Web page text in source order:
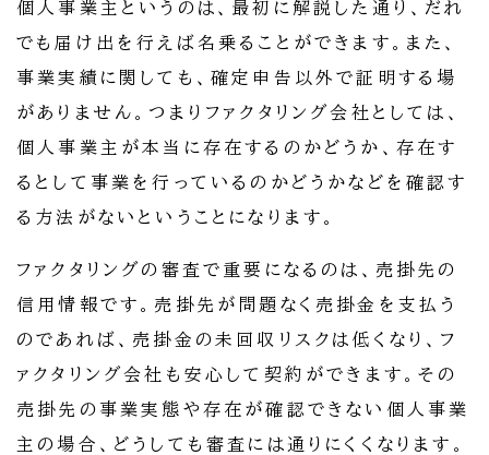
個人事業主というのは、最初に解説した通り、だれ
でも届け出を行えば名乗ることができます。また、
事業実績に関しても、確定申告以外で証明する場
がありません。つまりファクタリング会社としては、
個人事業主が本当に存在するのかどうか、存在す
るとして事業を行っているのかどうかなどを確認す
る方法がないということになります。
ファクタリングの審査で重要になるのは、売掛先の
信用情報です。売掛先が問題なく売掛金を支払う
のであれば、売掛金の未回収リスクは低くなり、フ
ァクタリング会社も安心して契約ができます。その
売掛先の事業実態や存在が確認できない個人事業
主の場合、どうしても審査には通りにくくなります。